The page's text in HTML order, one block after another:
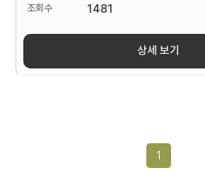
1481
상세 보기
1